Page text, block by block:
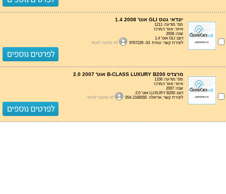
יונדאי גטס GLI אוט' 1.4 2008
מס' מודעה: 1211
איזור: אזור המרכז
שנה: 2008
דגם: GLI אוט' 1.4
ליצירת קשר: עמית 03- 9767229
לא מחובר לאתר
מרצדס B-CLASS LUXURY B200 אוט' 2.0 2007
מס' מודעה: 1156
איזור: אזור המרכז
שנה: 2007
דגם: LUXURY B200 אוט' 2.0
ליצירת קשר: אריאלה 054-2166555
לא מחובר לאתר